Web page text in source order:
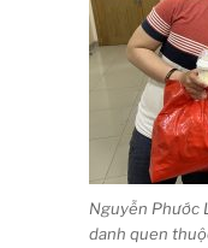
Nguyễn Phước
danh quen